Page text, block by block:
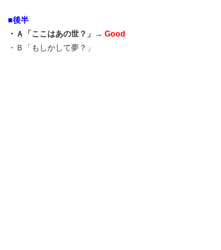
■後半
・Ａ「ここはあの世？」→ Good
・Ｂ「もしかして夢？」